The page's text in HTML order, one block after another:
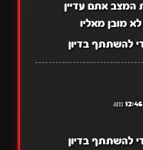
אתם עדיין
מובן מאליו
להשתתף בדיון
להשתתף בדיון